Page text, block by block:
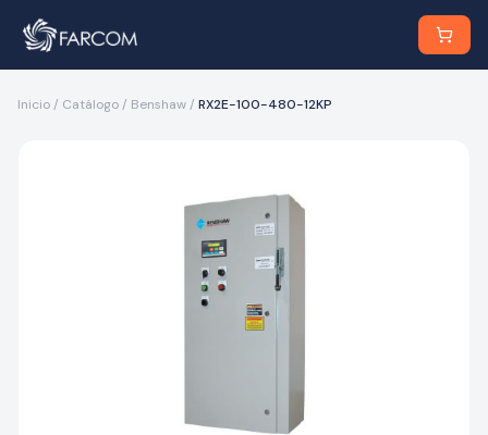
Inicio / Catálogo / Benshaw / RX2E-100-480-12KP